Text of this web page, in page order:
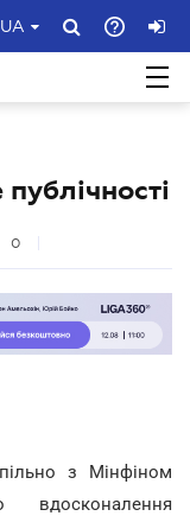
UA
0
з Мінфіном
вдосконалення